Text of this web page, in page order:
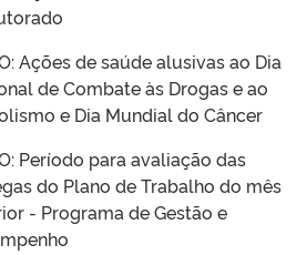
Ações de saúde alusivas ao Dia
de Combate às Drogas e ao
e Dia Mundial do Câncer
Período para avaliação das
do Plano de Trabalho do mês
- Programa de Gestão e